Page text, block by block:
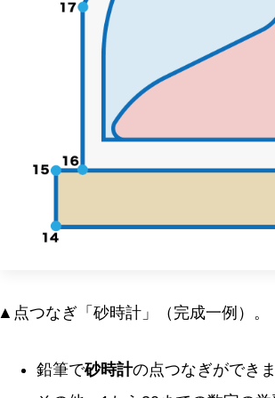
▲点つなぎ「砂時計」（完成一例）。
鉛筆で砂時計の点つなぎができ